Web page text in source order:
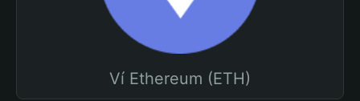
Ví Ethereum (ETH)